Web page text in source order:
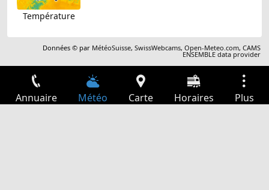
Température
Données © par MétéoSuisse,SwissWebcams,Open-Meteo.com,CAMS
ENSEMBLE data provider
Annuaire Météo Carte Horaires Plus